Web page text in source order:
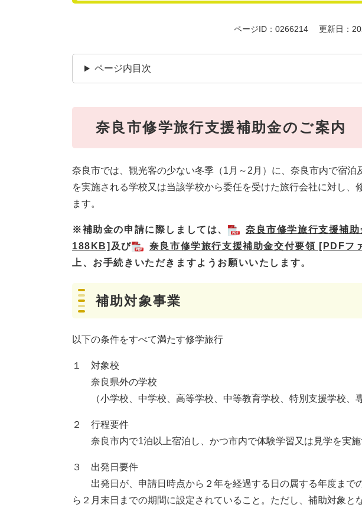
ページID：0266214 更新日：
ページ内目次
奈良市修学旅行支援補助金のご案内
奈良市では、観光客の少ない冬季（1月～2月）に、奈良市内で宿泊
を実施される学校又は当該学校から委任を受けた旅行会社に対し、
ます。
※補助金の申請に際しましては、
奈良市修学旅行支援補
188KB] 及び 奈良市修学旅行支援補助金交付要領 [PDFフ
上、お手続きいただきますようお願いいたします。​
補助対象事業
以下の条件をすべて満たす修学旅行
１ 対象校
奈良県外の学校
（小学校、中学校、高等学校、中等教育学校、特別支援学校、専
２ 行程要件
奈良市内で1泊以上宿泊し、かつ市内で体験学習又は見学を実施
３ 出発日要件
出発日が、申請日時点から２年を経過する日の属する年度まで
ら２月末日までの期間に設定されていること。ただし、補助対象と